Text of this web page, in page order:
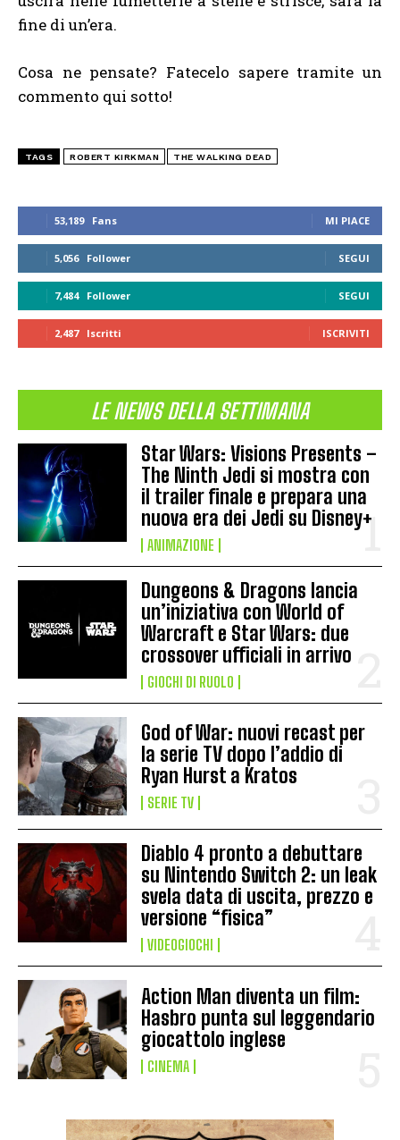
53,189 Fans MI PIACE
5,056 Follower SEGUI
7,484 Follower SEGUI
2,487 Iscritti ISCRIVITI
LE NEWS DELLA SETTIMANA
Star Wars: Visions Presents –
The Ninth Jedi si mostra con
il trailer finale e prepara una
nuova era dei Jedi su Disney+
ANIMAZIONE
Dungeons & Dragons lancia
un’iniziativa con World of
Warcraft e Star Wars: due
crossover ufficiali in arrivo
GIOCHI DI RUOLO
God of War: nuovi recast per
la serie TV dopo l’addio di
Ryan Hurst a Kratos
SERIE TV
Diablo 4 pronto a debuttare
su Nintendo Switch 2: un leak
svela data di uscita, prezzo e
versione “fisica”
VIDEOGIOCHI
Action Man diventa un film:
Hasbro punta sul leggendario
giocattolo inglese
CINEMA
fine di un’era.
Cosa ne pensate? Fatecelo sapere tramite un
commento qui sotto!
TAGS ROBERT KIRKMAN THE WALKING DEAD